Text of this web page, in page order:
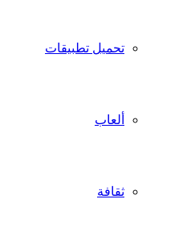
تحميل تطبيقات
ألعاب
ثقافة